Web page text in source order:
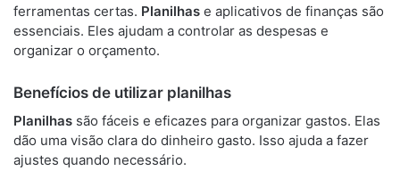
ferramentas certas. Planilhas e aplicativos de finanças são
essenciais. Eles ajudam a controlar as despesas e
organizar o orçamento.
Benefícios de utilizar planilhas
Planilhas são fáceis e eficazes para organizar gastos. Elas
dão uma visão clara do dinheiro gasto. Isso ajuda a fazer
ajustes quando necessário.